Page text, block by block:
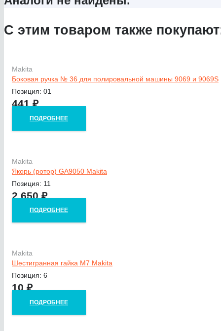
С этим товаром также
Makita
Боковая ручка № 36 для полировальной машины 9069 и 9069S
Позиция: 01
441₽
ПОДРОБНЕЕ
Makita
Якорь (ротор) GA9050 Makita
Позиция: 11
2 650₽
ПОДРОБНЕЕ
Makita
Шестигранная гайка M7 Makita
Позиция: 6
10₽
ПОДРОБНЕЕ